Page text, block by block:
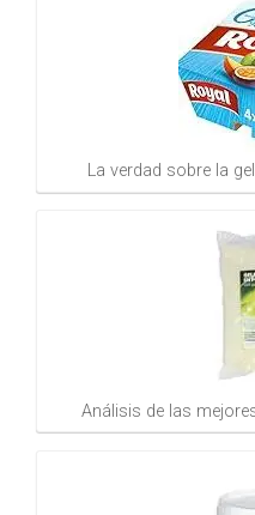
La verdad sobre la
Análisis de las